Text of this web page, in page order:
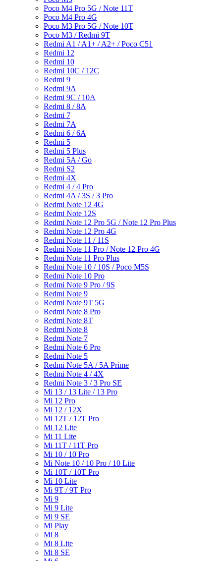
Poco M4 Pro 5G / Note 11T
Poco M4 Pro 4G
Poco M3 Pro 5G / Note 10T
Poco M3 / Redmi 9T
Redmi A1 / A1+ / A2+ / Poco C51
Redmi 12
Redmi 10
Redmi 10C / 12C
Redmi 9
Redmi 9A
Redmi 9C / 10A
Redmi 8 / 8A
Redmi 7
Redmi 7A
Redmi 6 / 6A
Redmi 5
Redmi 5 Plus
Redmi 5A / Go
Redmi S2
Redmi 4X
Redmi 4 / 4 Pro
Redmi 4A / 3S / 3 Pro
Redmi Note 12 4G
Redmi Note 12S
Redmi Note 12 Pro 5G / Note 12 Pro Plus
Redmi Note 12 Pro 4G
Redmi Note 11 / 11S
Redmi Note 11 Pro / Note 12 Pro 4G
Redmi Note 11 Pro Plus
Redmi Note 10 / 10S / Poco M5S
Redmi Note 10 Pro
Redmi Note 9 Pro / 9S
Redmi Note 9
Redmi Note 9T 5G
Redmi Note 8 Pro
Redmi Note 8T
Redmi Note 8
Redmi Note 7
Redmi Note 6 Pro
Redmi Note 5
Redmi Note 5A / 5A Prime
Redmi Note 4 / 4X
Redmi Note 3 / 3 Pro SE
Mi 13 / 13 Lite / 13 Pro
Mi 12 Pro
Mi 12 / 12X
Mi 12T / 12T Pro
Mi 12 Lite
Mi 11 Lite
Mi 11T / 11T Pro
Mi 10 / 10 Pro
Mi Note 10 / 10 Pro / 10 Lite
Mi 10T / 10T Pro
Mi 10 Lite
Mi 9T / 9T Pro
Mi 9
Mi 9 Lite
Mi 9 SE
Mi Play
Mi 8
Mi 8 Lite
Mi 8 SE